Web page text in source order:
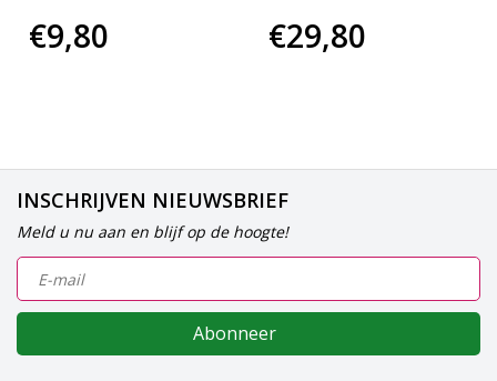
€9,80 €29,80
INSCHRIJVEN NIEUWSBRIEF
Meld u nu aan en blijf op de hoogte!
Abonneer